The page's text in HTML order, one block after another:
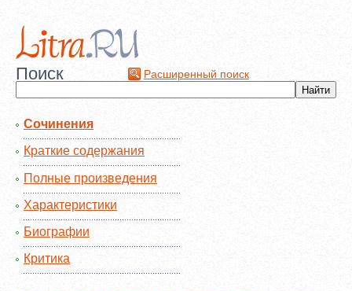
Поиск Расширенный поиск
Сочинения
Краткие содержания
Полные произведения
Характеристики
Биографии
Критика